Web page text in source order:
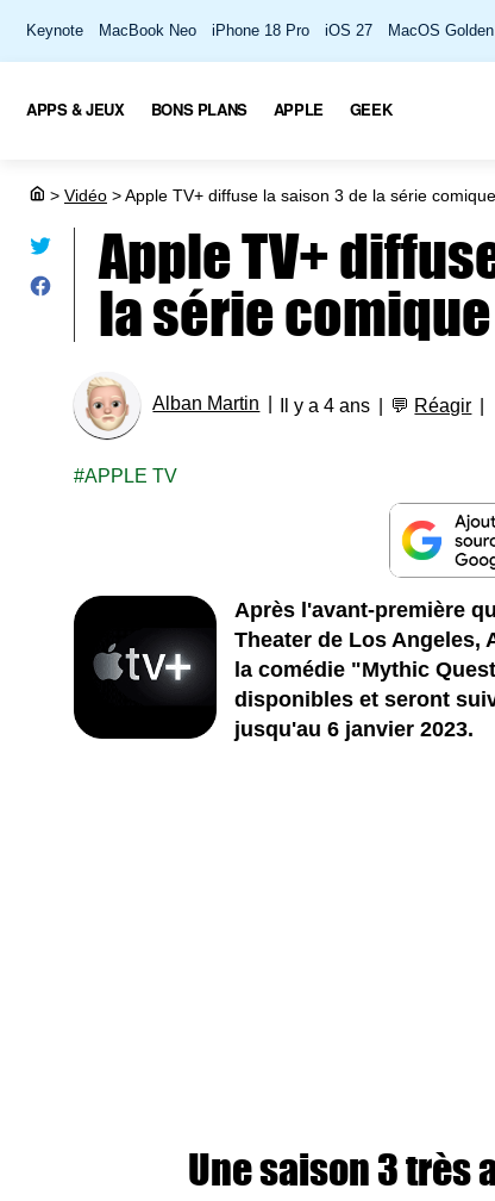
Keynote MacBook Neo iPhone 18 Pro iOS 27 MacOS
APPS & JEUX BONS PLANS APPLE GEEK
> Vidéo >Apple TV+ diffuse la saison 3 de la série
Apple TV+
la série
Alban Martin Il y a 4 ans 💬 Réagir
APPLE TV
Après l'avant-première
Theater de Los Angeles,
la comédie "Mythic
disponibles et seront
jusqu'au 6 janvier 2023.
Une saison 3 très